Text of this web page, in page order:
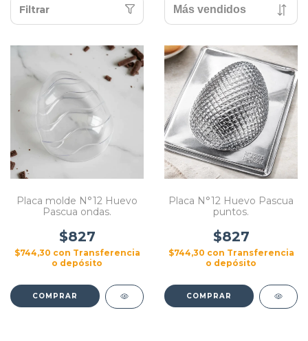
Filtrar
Placa molde N°12 Huevo
Pascua ondas.
$827
$744,30 con Transferencia
o depósito
Placa N°12 Huevo Pascua
puntos.
$827
$744,30 con Transferencia
o depósito